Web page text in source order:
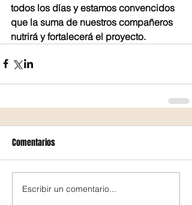
todos los días y estamos convencidos
que la suma de nuestros compañeros
nutrirá y fortalecerá el proyecto.
Comentarios
Escribir un comentario...